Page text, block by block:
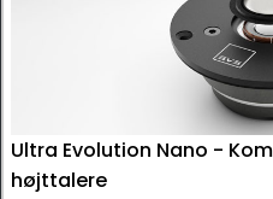
Ultra Evolution Nano -
højttalere